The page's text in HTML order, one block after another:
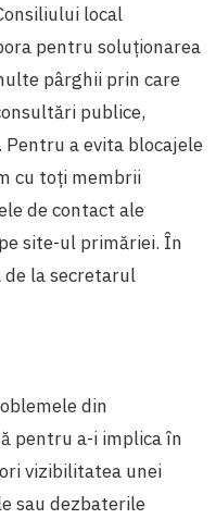
local
pentru soluționarea
pârghii prin care
publice,
a evita blocajele
cu toți membrii
de contact ale
site-ul primăriei. În
de la secretarul
din
pentru a-i implica în
vizibilitatea unei
sau dezbaterile